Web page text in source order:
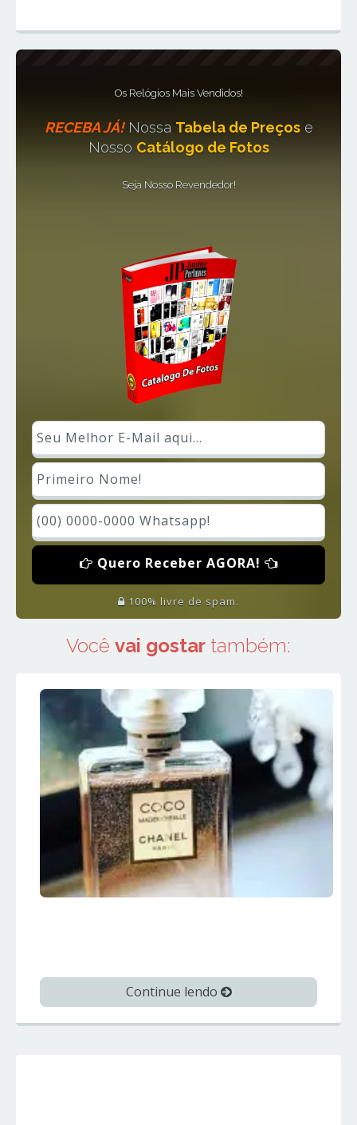
Os Relógios Mais Vendidos!
RECEBA JÁ!Nossa Tabela de Preçose
Nosso Catálogo de Fotos
Seja Nosso Revendedor!
Quero Receber AGORA!
100% livre de spam.
Você vai gostar também:
Continue lendo